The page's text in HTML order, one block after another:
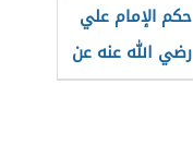
حكم الإمام علي
رضي الله عنه عن
الدنيا